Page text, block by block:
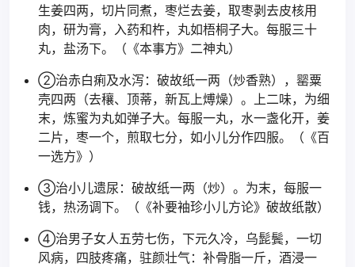
生姜四两，切片同煮，枣烂去姜，取枣剥去皮核用
肉，研为膏，入药和杵，丸如梧桐子大。每服三十
丸，盐汤下。（《本事方》二神丸）
②治赤白痢及水泻：破故纸一两（炒香熟），罂粟
壳四两（去穰、顶蒂，新瓦上煿燥）。上二味，为细
末，炼蜜为丸如弹子大。每服一丸，水一盏化开，姜
二片，枣一个，煎取七分，如小儿分作四服。（《百
一选方》）
③治小儿遗尿：破故纸一两（炒）。为末，每服一
钱，热汤调下。（《补要袖珍小儿方论》破故纸散）
④治男子女人五劳七伤，下元久冷，乌髭鬓，一切
风病，四肢疼痛，驻颜壮气：补骨脂一斤，酒浸一